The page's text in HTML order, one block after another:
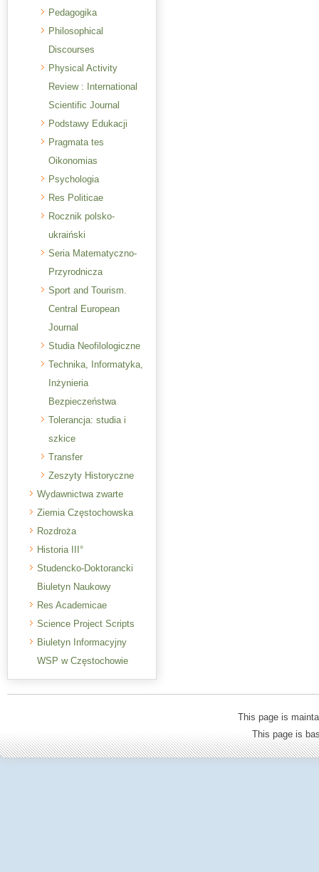
Pedagogika
Philosophical
Discourses
Physical Activity
Review : International
Scientific Journal
Podstawy Edukacji
Pragmata tes
Oikonomias
Psychologia
Res Politicae
Rocznik polsko-
ukraiński
Seria Matematyczno-
Przyrodnicza
Sport and Tourism.
Central European
Journal
Studia Neofilologiczne
Technika, Informatyka,
Inżynieria
Bezpieczeństwa
Tolerancja: studia i
szkice
Transfer
Zeszyty Historyczne
Wydawnictwa zwarte
Ziemia Częstochowska
Rozdroża
Historia III°
Studencko-Doktorancki
Biuletyn Naukowy
Res Academicae
Science Project Scripts
Biuletyn Informacyjny
WSP w Częstochowie
This page is
This page is